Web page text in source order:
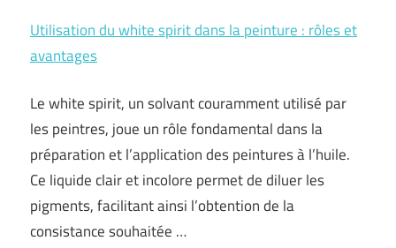
Utilisation du white spirit dans la peinture : rôles et
avantages
Le white spirit, un solvant couramment utilisé par
les peintres, joue un rôle fondamental dans la
préparation et l’application des peintures à l’huile.
Ce liquide clair et incolore permet de diluer les
pigments, facilitant ainsi l’obtention de la
consistance souhaitée …